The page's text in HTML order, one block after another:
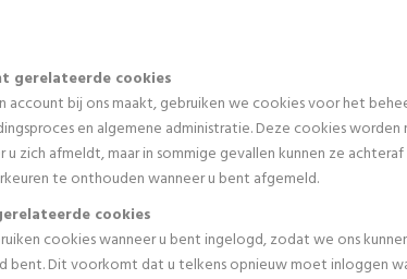
gerelateerde cookies
account bij ons maakt, gebruiken we cookies voor het
en algemene administratie. Deze cookies
u zich afmeldt, maar in sommige gevallen kunnen ze
te onthouden wanneer u bent afgemeld.
cookies
cookies wanneer u bent ingelogd, zodat we ons
bent. Dit voorkomt dat u telkens opnieuw moet inloggen